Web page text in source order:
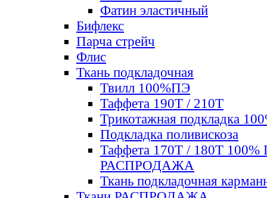
Фатин элаcтичный
Бифлекс
Парча стрейч
Флис
Ткань подкладочная
Твилл 100%ПЭ
Таффета 190Т / 210Т
Трикотажная подкладка
Подкладка поливискоза
Таффета 170Т / 180Т 100%
РАСПРОДАЖА
Ткань подкладочная